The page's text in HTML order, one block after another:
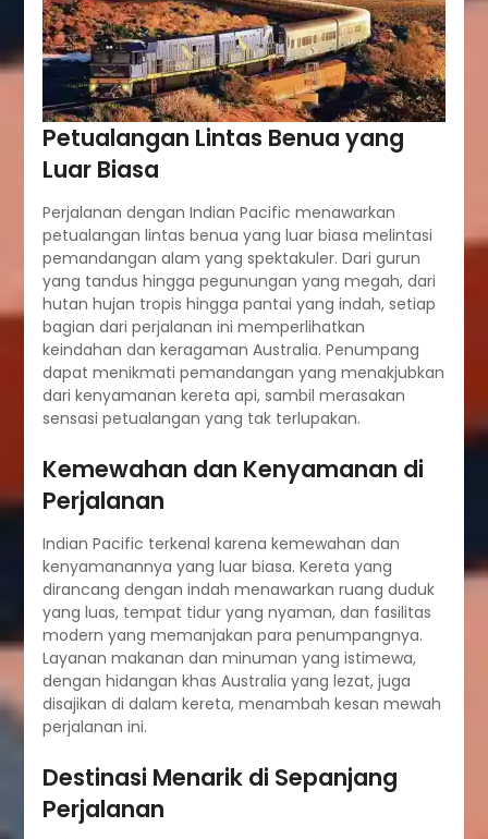
Petualangan Lintas Benua yang
Luar Biasa
Perjalanan dengan Indian Pacific menawarkan
petualangan lintas benua yang luar biasa melintasi
pemandangan alam yang spektakuler. Dari gurun
yang tandus hingga pegunungan yang megah, dari
hutan hujan tropis hingga pantai yang indah, setiap
bagian dari perjalanan ini memperlihatkan
keindahan dan keragaman Australia. Penumpang
dapat menikmati pemandangan yang menakjubkan
dari kenyamanan kereta api, sambil merasakan
sensasi petualangan yang tak terlupakan.
Kemewahan dan Kenyamanan di
Perjalanan
Indian Pacific terkenal karena kemewahan dan
kenyamanannya yang luar biasa. Kereta yang
dirancang dengan indah menawarkan ruang duduk
yang luas, tempat tidur yang nyaman, dan fasilitas
modern yang memanjakan para penumpangnya.
Layanan makanan dan minuman yang istimewa,
dengan hidangan khas Australia yang lezat, juga
disajikan di dalam kereta, menambah kesan mewah
perjalanan ini.
Destinasi Menarik di Sepanjang
Perjalanan